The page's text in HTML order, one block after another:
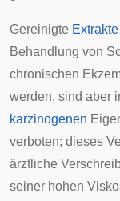
Gereinigte Extrakte
Behandlung von
chronischen
werden, sind aber
karzinogenen
verboten; dieses
ärztliche
seiner hohen